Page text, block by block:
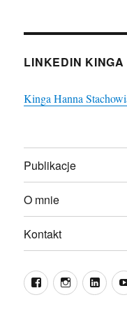
LINKEDIN
Kinga Hanna
Publikacje
O mnie
Kontakt
FacebookInstagram